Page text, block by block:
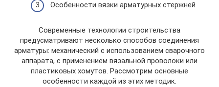
Особенности вязки арматурных стержней
Современные технологии строительства
предусматривают несколько способов соединения
арматуры: механический с использованием сварочного
аппарата, с применением вязальной проволоки или
пластиковых хомутов. Рассмотрим основные
особенности каждой из этих методик.